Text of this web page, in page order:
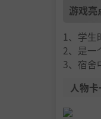
游戏亮
1、学生
2、是一
3、宿舍
人物